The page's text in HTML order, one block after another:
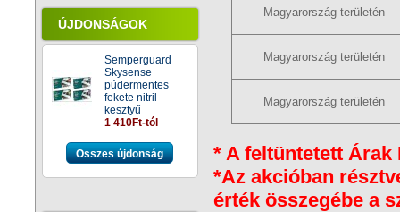
ÚJDONSÁGOK
Semperguard
Skysense
púdermentes
fekete nitril
kesztyű
1 410Ft-tól
Összes újdonság
Magyarország területén
Magyarország területén
Magyarország területén
* A feltüntetett Árak
*Az akcióban
érték összegébe a